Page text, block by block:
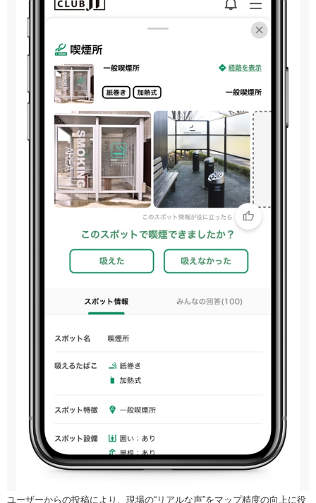
ユーザーからの投稿により、現場の“リアルな声”をマップ精度の向上に役